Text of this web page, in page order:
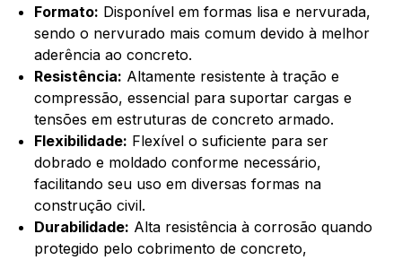
Formato: Disponível em formas lisa e nervurada,
sendo o nervurado mais comum devido à melhor
aderência ao concreto.
Resistência: Altamente resistente à tração e
compressão, essencial para suportar cargas e
tensões em estruturas de concreto armado.
Flexibilidade: Flexível o suficiente para ser
dobrado e moldado conforme necessário,
facilitando seu uso em diversas formas na
construção civil.
Durabilidade: Alta resistência à corrosão quando
protegido pelo cobrimento de concreto,